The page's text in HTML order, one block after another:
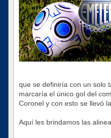
que se definiría con un solo
marcaría el único gol del
Coronel y con esto se llevó
Aquí les brindamos las